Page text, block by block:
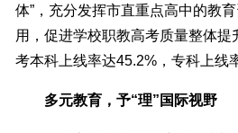
体”，充分发挥市直重点高中的教
用，促进学校职教高考质量整体提
考本科上线率达45.2%，专科上线
多元教育，予“理”国际视野